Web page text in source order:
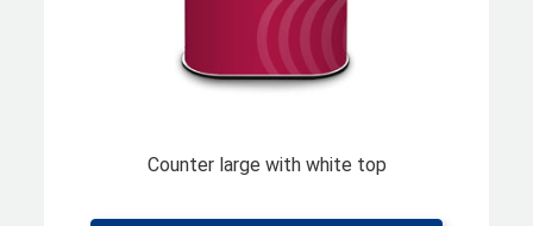
Counter large with white top